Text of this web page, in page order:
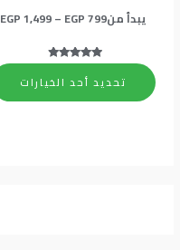
يبدأ من EGP799
–
EGP1,499
4.67
من 5
تحديد أحد الخيارات